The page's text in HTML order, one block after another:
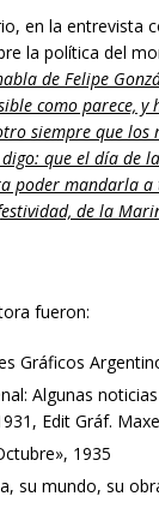
en la entrevista
la política del
de Felipe
como parece, y
siempre que los
que el día de
poder mandarla a
de la
fueron:
Gráficos
Algunas
Edit Gráf.
1935
su mundo, su